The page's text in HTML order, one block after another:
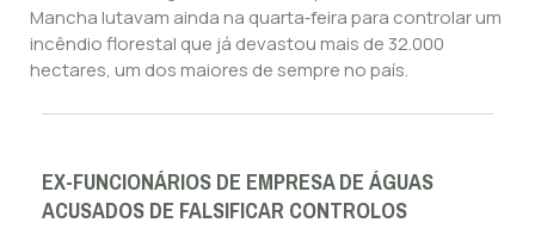
Mancha lutavam ainda na quarta‑feira para controlar um
incêndio florestal que já devastou mais de 32.000
hectares, um dos maiores de sempre no país.
EX-FUNCIONÁRIOS DE EMPRESA DE ÁGUAS
ACUSADOS DE FALSIFICAR CONTROLOS